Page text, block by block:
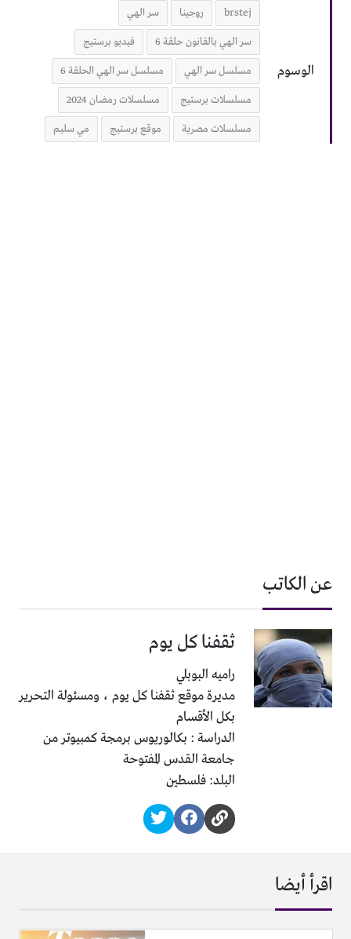
الوسوم
brstej روجينا سر الهي
سر الهي بالقانون حلقة 6 فيديو برستيج
مسلسل سر الهي مسلسل سر الهي الحلقة 6
مسلسلات برستيج مسلسلات رمضان 2024
مسلسلات مصرية موقع برستيج مي سليم
عن الكاتب
ثقفنا كل يوم
راميه البوبلي
مديرة موقع ثقفنا كل يوم ، ومسئولة التحرير
بكل الأقسام
الدراسة : بكالوريوس برمجة كمبيوتر من
جامعة القدس المفتوحة
البلد: فلسطين
اقرأ أيضا